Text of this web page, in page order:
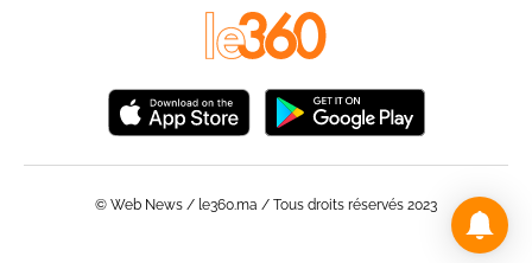
© Web News / le360.ma / Tous droits réservés 2023